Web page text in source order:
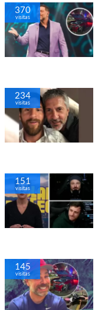
370
visitas
234
visitas
151
visitas
145
visitas